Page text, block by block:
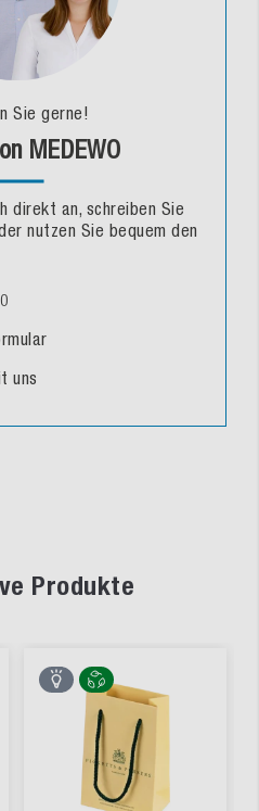
Sie gerne!
MEDEWO
direkt an, schreiben Sie
nutzen Sie bequem den
uns
Produkte